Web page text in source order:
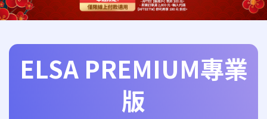
ELSA PREMIUM專業
版